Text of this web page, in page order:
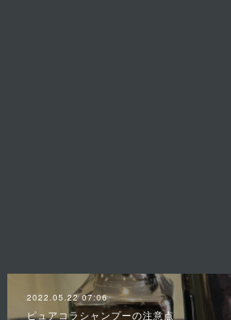
2022.05.22 07:06
ピュアコラシャンプーの注意点